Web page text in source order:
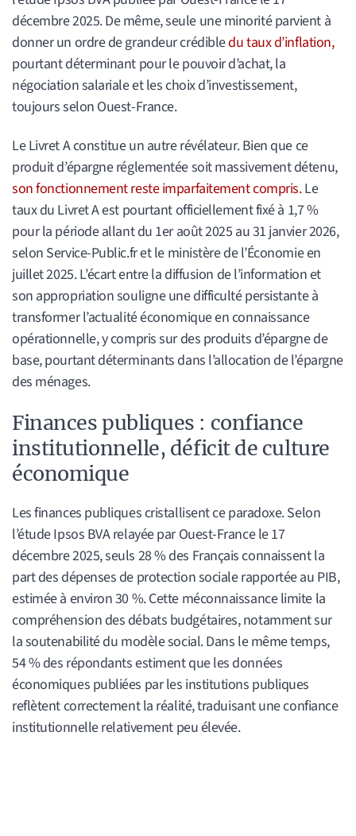
décembre 2025. De même, seule une minorité parvient à
donner un ordre de grandeur crédibledu taux d’inflation,
pourtant déterminant pour le pouvoir d’achat, la
négociation salariale et les choix d’investissement,
toujours selon Ouest-France.
Le Livret A constitue un autre révélateur. Bien que ce
produit d’épargne réglementée soit massivement détenu,
son fonctionnement reste imparfaitement compris.Le
taux du Livret A est pourtant officiellement fixé à 1,7 %
pour la période allant du 1er août 2025 au 31 janvier 2026,
selon Service-Public.fr et le ministère de l’Économie en
juillet 2025. L’écart entre la diffusion de l’information et
son appropriation souligne une difficulté persistante à
transformer l’actualité économique en connaissance
opérationnelle, y compris sur des produits d’épargne de
base, pourtant déterminants dans l’allocation de l’épargne
des ménages.
Finances publiques : confiance
institutionnelle, déficit de culture
économique
Les finances publiques cristallisent ce paradoxe. Selon
l’étude Ipsos BVA relayée par Ouest-France le 17
décembre 2025, seuls 28 % des Français connaissent la
part des dépenses de protection sociale rapportée au PIB,
estimée à environ 30 %. Cette méconnaissance limite la
compréhension des débats budgétaires, notamment sur
la soutenabilité du modèle social. Dans le même temps,
54 % des répondants estiment que les données
économiques publiées par les institutions publiques
reflètent correctement la réalité, traduisant une confiance
institutionnelle relativement peu élevée.